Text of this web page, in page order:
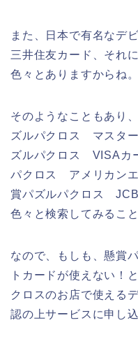
また、日本で有名なデ
三井住友カード、それ
色々とありますからね。
そのようなこともあり
ズルパクロス マスタ
ズルパクロス VISAカ
パクロス アメリカン
賞パズルパクロス
色々と検索してみるこ
なので、もしも、懸賞
トカードが使えない！
クロスのお店で使える
認の上サービスに申し